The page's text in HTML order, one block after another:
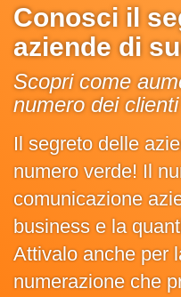
Conosci il
aziende di
Scopri come
numero dei clienti
Il segreto delle
numero verde! Il
comunicazione
business e la
Attivalo anche per
numerazione che